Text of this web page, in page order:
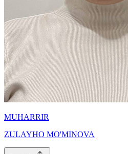
MUHARRIR
ZULAYHO MO'MINOVA